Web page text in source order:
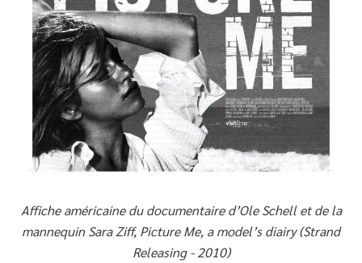
Affiche américaine du documentaire d’Ole Schell et de la
mannequin Sara Ziff, Picture Me, a model’s diairy (Strand
Releasing - 2010)